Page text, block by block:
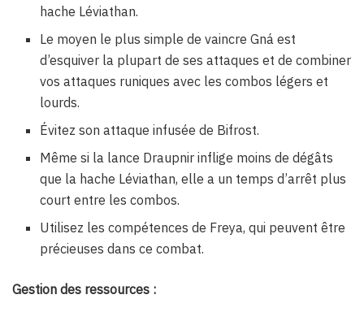
hache Léviathan.
Le moyen le plus simple de vaincre Gná est
d’esquiver la plupart de ses attaques et de combiner
vos attaques runiques avec les combos légers et
lourds.
Évitez son attaque infusée de Bifrost.
Même si la lance Draupnir inflige moins de dégâts
que la hache Léviathan, elle a un temps d’arrêt plus
court entre les combos.
Utilisez les compétences de Freya, qui peuvent être
précieuses dans ce combat.
Gestion des ressources :